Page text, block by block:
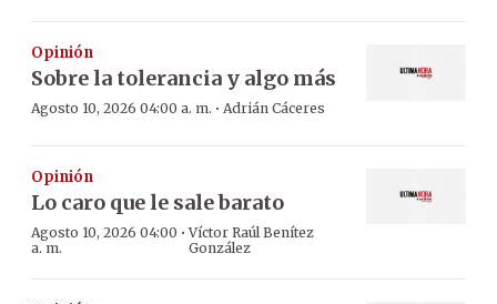
Opinión
Sobre la tolerancia y algo más
Agosto 10, 2026 04:00 a. m. · Adrián Cáceres
Opinión
Lo caro que le sale barato
Agosto 10, 2026 04:00
a. m.
·Víctor Raúl Benítez
González